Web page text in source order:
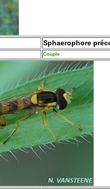
Sphaerophore
Couple